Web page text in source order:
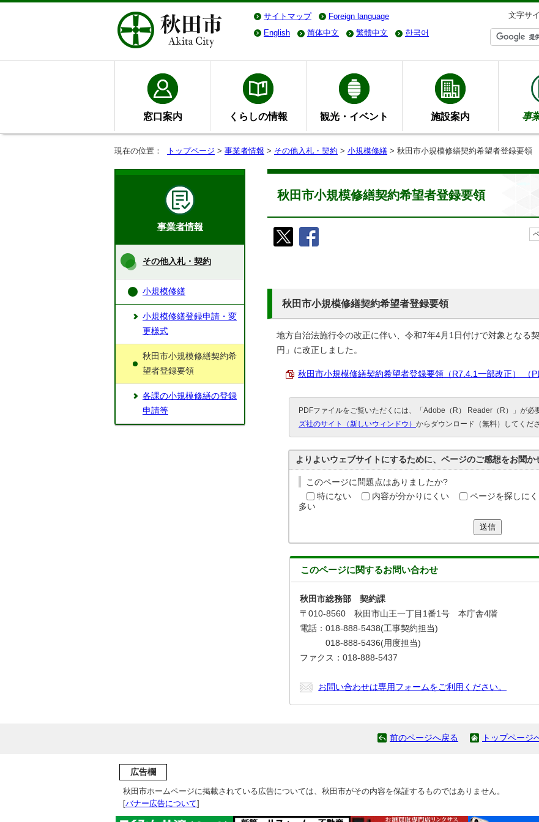
サイトマップ Foreign language 文字サ
English
简体中文 繁體中文 한국어
窓口案内 くらしの情報 観光・イベント 施設案内 事
現在の位置： トップページ > 事業者情報 > その他入札・契約 > 小規模修繕 > 秋田市小規模修繕契約希望者登録要領
秋田市小規模修繕契約希望者登録要領
秋田市小規模修繕契約希望者登録要領
地方自治法施行令の改正に伴い、令和7年4月1日付けで対象となる
円」に改正しました。
秋田市小規模修繕契約希望者登録要領（R7.4.1一部改正） （
PDFファイルをご覧いただくには、「Adobe（R） Reader（R）」が必
ズ社のサイト（新しいウィンドウ） からダウンロード（無料）してくださ
よりよいウェブサイトにするために、ページのご感想をお聞か
このページに問題点はありましたか?
特にない
内容が分かりにくい ページを探しに
多い
送信
このページに関するお問い合わせ
秋田市総務部 契約課
〒010-8560 秋田市山王一丁目1番1号 本庁舎4階
電話：018-888-5438(工事契約担当)
018-888-5436(用度担当)
ファクス：018-888-5437
お問い合わせは専用フォームをご利用ください。
事業者情報
その他入札・契約
小規模修繕
小規模修繕登録申請・変
更様式
秋田市小規模修繕契約希
望者登録要領
各課の小規模修繕の登録
申請等
前のページへ戻る トップページ
広告欄
秋田市ホームページに掲載されている広告については、秋田市がその内容を保証するものではありません。
[バナー広告について]